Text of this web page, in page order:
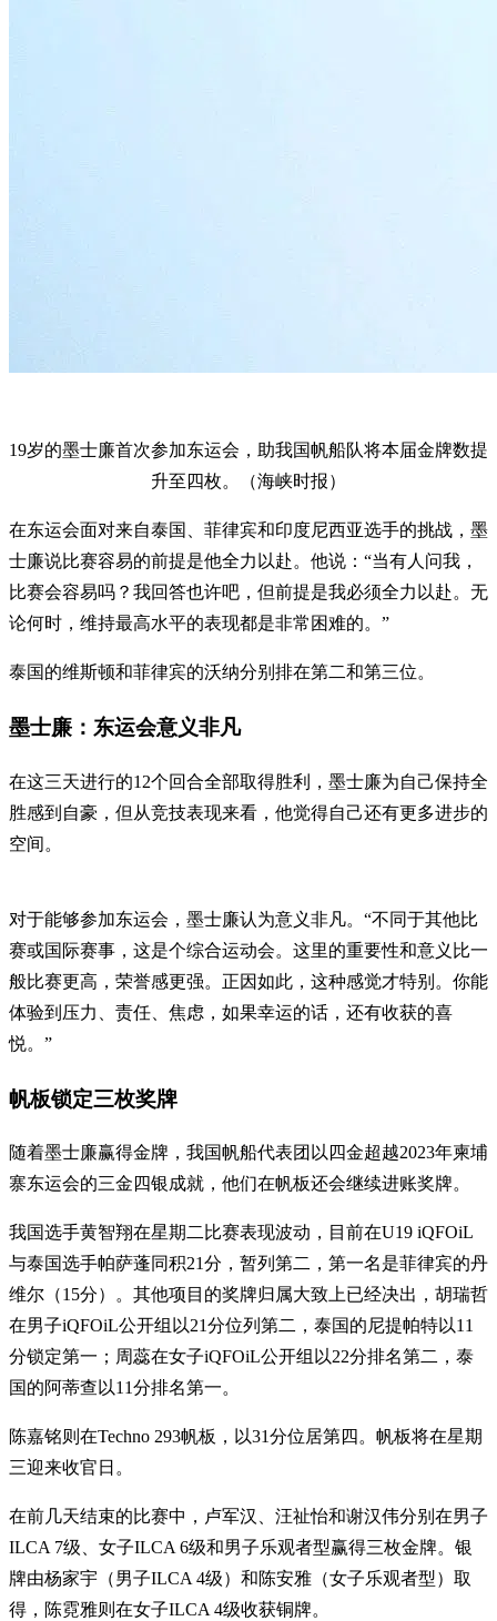
19岁的墨士廉首次参加东运会，助我国帆船队将本届金牌数提
升至四枚。（海峡时报）
在东运会面对来自泰国、菲律宾和印度尼西亚选手的挑战，墨
士廉说比赛容易的前提是他全力以赴。他说：“当有人问我，
比赛会容易吗？我回答也许吧，但前提是我必须全力以赴。无
论何时，维持最高水平的表现都是非常困难的。”
泰国的维斯顿和菲律宾的沃纳分别排在第二和第三位。
墨士廉：东运会意义非凡
在这三天进行的12个回合全部取得胜利，墨士廉为自己保持全
胜感到自豪，但从竞技表现来看，他觉得自己还有更多进步的
空间。
对于能够参加东运会，墨士廉认为意义非凡。“不同于其他比
赛或国际赛事，这是个综合运动会。这里的重要性和意义比一
般比赛更高，荣誉感更强。正因如此，这种感觉才特别。你能
体验到压力、责任、焦虑，如果幸运的话，还有收获的喜
悦。”
帆板锁定三枚奖牌
随着墨士廉赢得金牌，我国帆船代表团以四金超越2023年柬埔
寨东运会的三金四银成就，他们在帆板还会继续进账奖牌。
我国选手黄智翔在星期二比赛表现波动，目前在U19 iQFOiL
与泰国选手帕萨蓬同积21分，暂列第二，第一名是菲律宾的丹
维尔（15分）。其他项目的奖牌归属大致上已经决出，胡瑞哲
在男子iQFOiL公开组以21分位列第二，泰国的尼提帕特以11
分锁定第一；周蕊在女子iQFOiL公开组以22分排名第二，泰
国的阿蒂查以11分排名第一。
陈嘉铭则在Techno 293帆板，以31分位居第四。帆板将在星期
三迎来收官日。
在前几天结束的比赛中，卢军汉、汪祉怡和谢汉伟分别在男子
ILCA 7级、女子ILCA 6级和男子乐观者型赢得三枚金牌。银
牌由杨家宇（男子ILCA 4级）和陈安雅（女子乐观者型）取
得，陈霓雅则在女子ILCA 4级收获铜牌。